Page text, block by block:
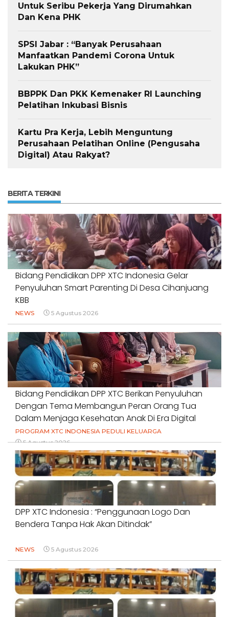
Untuk Seribu Pekerja Yang Dirumahkan
Dan Kena PHK
SPSI Jabar : “Banyak Perusahaan
Manfaatkan Pandemi Corona Untuk
Lakukan PHK”
BBPPK Dan PKK Kemenaker RI Launching
Pelatihan Inkubasi Bisnis
Kartu Pra Kerja, Lebih Menguntung
Perusahaan Pelatihan Online (Pengusaha
Digital) Atau Rakyat?
BERITA TERKINI
Bidang Pendidikan DPP XTC Indonesia Gelar
Penyuluhan Smart Parenting Di Desa Cihanjuang
KBB
NEWS 5 Agustus 2026
Bidang Pendidikan DPP XTC Berikan Penyuluhan
Dengan Tema Membangun Peran Orang Tua
Dalam Menjaga Kesehatan Anak Di Era Digital
PROGRAM XTC INDONESIA PEDULI KELUARGA
5 Agustus 2026
DPP XTC Indonesia : “Penggunaan Logo Dan
Bendera Tanpa Hak Akan Ditindak”
NEWS 5 Agustus 2026